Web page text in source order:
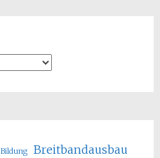
Bildung
Breitbandausbau